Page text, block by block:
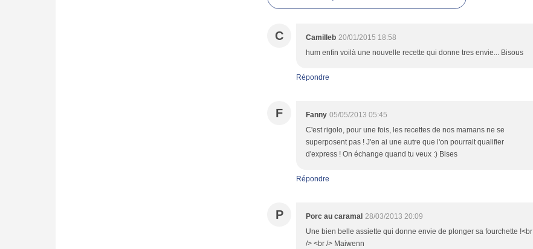
C Camilleb 20/01/2015 18:58
hum enfin voilà une nouvelle recette qui donne tres envie... Bisous
Répondre
F Fanny 05/05/2013 05:45
C'est rigolo, pour une fois, les recettes de nos mamans ne se
superposent pas ! J'en ai une autre que l'on pourrait qualifier
d'express ! On échange quand tu veux :) Bises
Répondre
P Porc au caramal 28/03/2013 20:09
Une bien belle assiette qui donne envie de plonger sa fourchette !<br
/> <br /> Maiwenn